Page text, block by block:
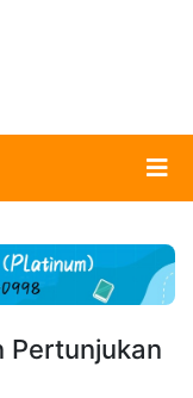
Pertunjukan